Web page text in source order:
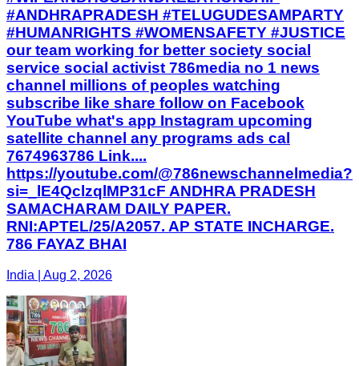
#ANDHRAPRADESH #TELUGUDESAMPARTY
#HUMANRIGHTS #WOMENSAFETY #JUSTICE
our team working for better society social
service social activist 786media no 1 news
channel millions of peoples watching
subscribe like share follow on Facebook
YouTube what's app Instagram upcoming
satellite channel any programs ads cal
7674963786 Link....
https://youtube.com/@786newschannelmedia?
si=_lE4QclzqlMP31cF ANDHRA PRADESH
SAMACHARAM DAILY PAPER.
RNI:APTEL/25/A2057. AP STATE INCHARGE.
786 FAYAZ BHAI
India | Aug 2, 2026